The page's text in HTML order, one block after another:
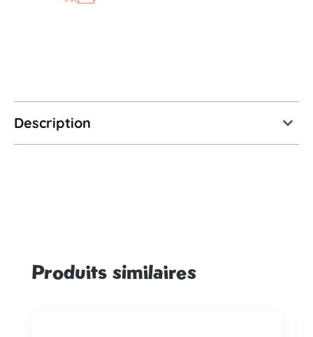
Description
Ignorer la galerie de produits
Produits similaires